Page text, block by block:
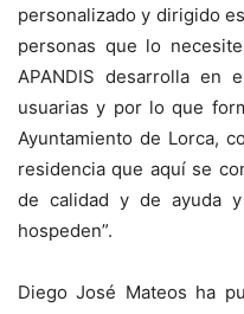
personalizado y dirigido
personas que lo
APANDIS desarrolla
usuarias y por lo que
Ayuntamiento de Lorca,
residencia que aquí se
de calidad y de ayuda
hospeden”.
Diego José Mateos ha